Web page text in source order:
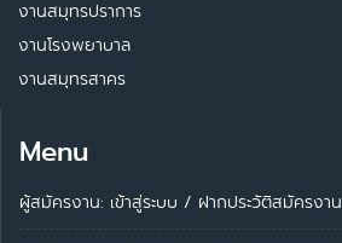
งานสมุทรปราการ
งานโรงพยาบาล
งานสมุทรสาคร
Menu
ผู้สมัครงาน: เข้าสู่ระบบ / ฝากประวัติสมัครงาน